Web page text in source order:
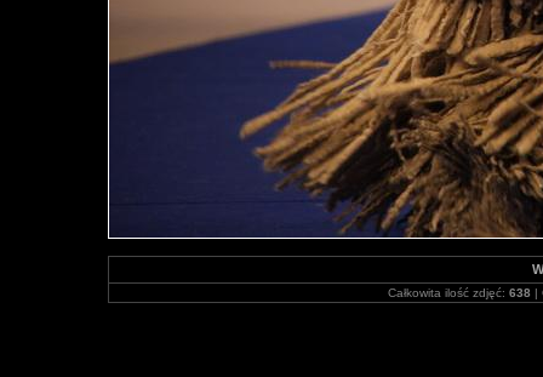
Całkowita ilość zdjęć: 638 |